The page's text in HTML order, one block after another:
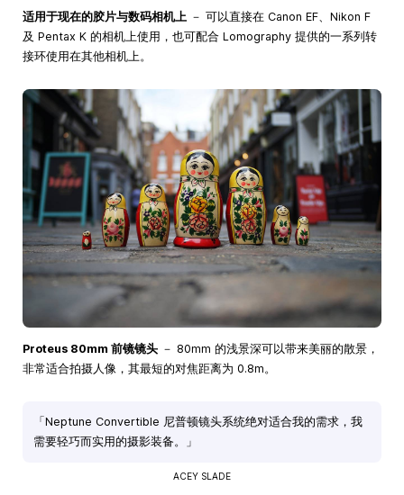
适用于现在的胶片与数码相机上 － 可以直接在 Canon EF、Nikon F
及 Pentax K 的相机上使用，也可配合 Lomography 提供的一系列转
接环使用在其他相机上。
Proteus 80mm 前镜镜头 － 80mm 的浅景深可以带来美丽的散景，
非常适合拍摄人像，其最短的对焦距离为 0.8m。
「Neptune Convertible 尼普顿镜头系统绝对适合我的需求，我
需要轻巧而实用的摄影装备。」
ACEY SLADE